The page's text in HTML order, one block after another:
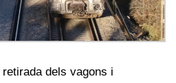
dels vagons i